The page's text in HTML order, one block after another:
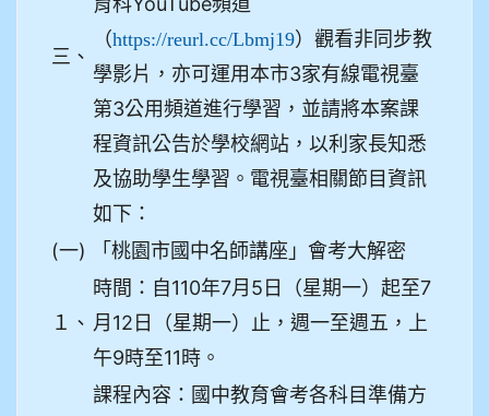
三、
（https://reurl.cc/Lbmj19）觀看非同步教
學影片，亦可運用本市3家有線電視臺
第3公用頻道進行學習，並請將本案課
程資訊公告於學校網站，以利家長知悉
及協助學生學習。電視臺相關節目資訊
如下：
(一)
「桃園市國中名師講座」會考大解密
１、
時間：自110年7月5日（星期一）起至7
月12日（星期一）止，週一至週五，上
午9時至11時。
課程內容：國中教育會考各科目準備方